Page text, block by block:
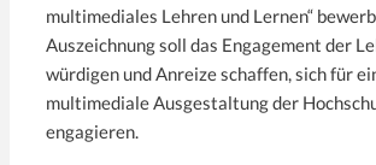
multimediales Lehren und Lernen“
Auszeichnung soll das Engagement der
würdigen und Anreize schaffen, sich für
multimediale Ausgestaltung der
engagieren.